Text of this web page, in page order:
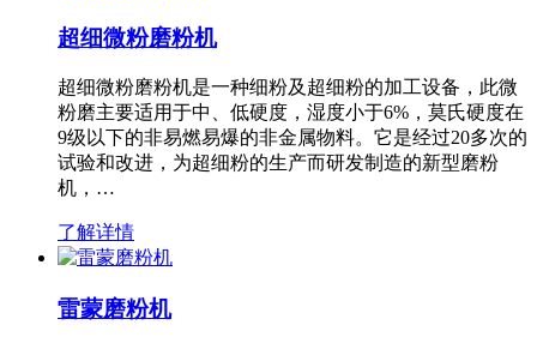
超细微粉磨粉机
超细微粉磨粉机是一种细粉及超细粉的加工设备，此微
粉磨主要适用于中、低硬度，湿度小于6%，莫氏硬度在
9级以下的非易燃易爆的非金属物料。它是经过20多次的
试验和改进，为超细粉的生产而研发制造的新型磨粉
机，…
了解详情
雷蒙磨粉机